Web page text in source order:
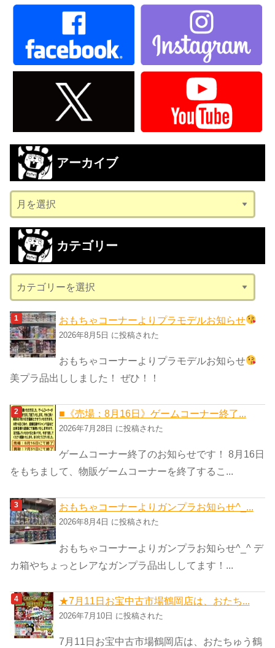
アーカイブ
ー
カ
ブ
カテゴリー
テ
ゴ
リ
ー
おもちゃコーナーよりプラモデルお知らせ
2026年8月5日 に投稿された
おもちゃコーナーよりプラモデルお知らせ
美プラ品出ししました！ ぜひ！！
■《売場：8月16日》ゲームコーナー終了...
2026年7月28日 に投稿された
ゲームコーナー終了のお知らせです！ 8月16日
をもちまして、物販ゲームコーナーを終了するこ...
おもちゃコーナーよりガンプラお知らせ^_...
2026年8月4日 に投稿された
おもちゃコーナーよりガンプラお知らせ^_^ デ
カ箱やちょっとレアなガンプラ品出ししてます！...
★7月11日お宝中古市場鶴岡店は、おたち...
2026年7月10日 に投稿された
7月11日お宝中古市場鶴岡店は、おたちゅう鶴